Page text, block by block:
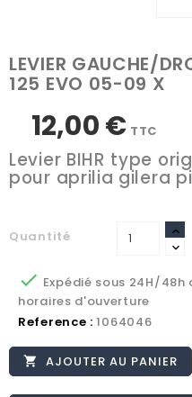
LEVIER GAUCHE/
125 EVO 05-09 X
12,00 € TTC
Levier BIHR type
pour aprilia gilera
Quantité
 Expédié sous 24H/
horaires d'ouverture
Reference : 1064046
 AJOUTER AU PANIER